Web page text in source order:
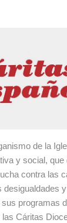
de la
y social, que
contra las
programas
Cáritas